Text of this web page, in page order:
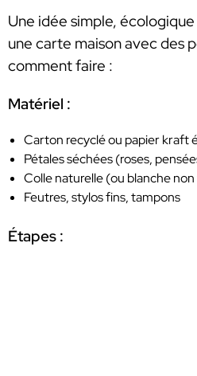
Une idée simple,
une carte maison avec des
comment faire :
Matériel :
Carton recyclé ou papier kraft
Pétales séchées (roses,
Colle naturelle (ou blanche
Feutres, stylos fins, tampons
Étapes :